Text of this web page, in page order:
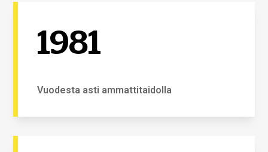
1981
Vuodesta asti ammattitaidolla